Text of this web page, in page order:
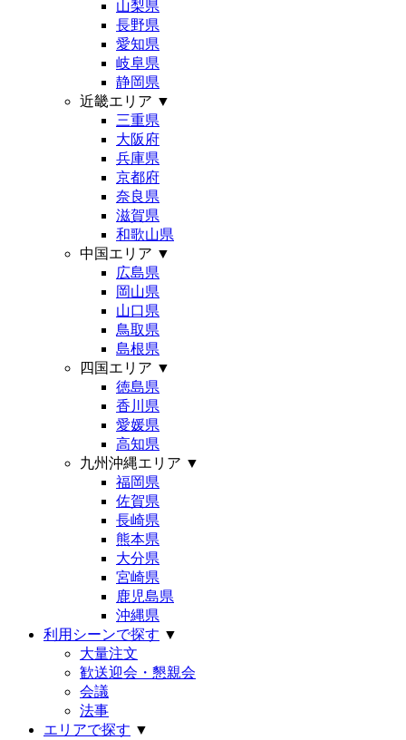
山梨県
長野県
愛知県
岐阜県
静岡県
近畿エリア ▼
三重県
大阪府
兵庫県
京都府
奈良県
滋賀県
和歌山県
中国エリア ▼
広島県
岡山県
山口県
鳥取県
島根県
四国エリア ▼
徳島県
香川県
愛媛県
高知県
九州沖縄エリア ▼
福岡県
佐賀県
長崎県
熊本県
大分県
宮崎県
鹿児島県
沖縄県
利用シーンで探す ▼
大量注文
歓送迎会・懇親会
会議
法事
エリアで探す ▼